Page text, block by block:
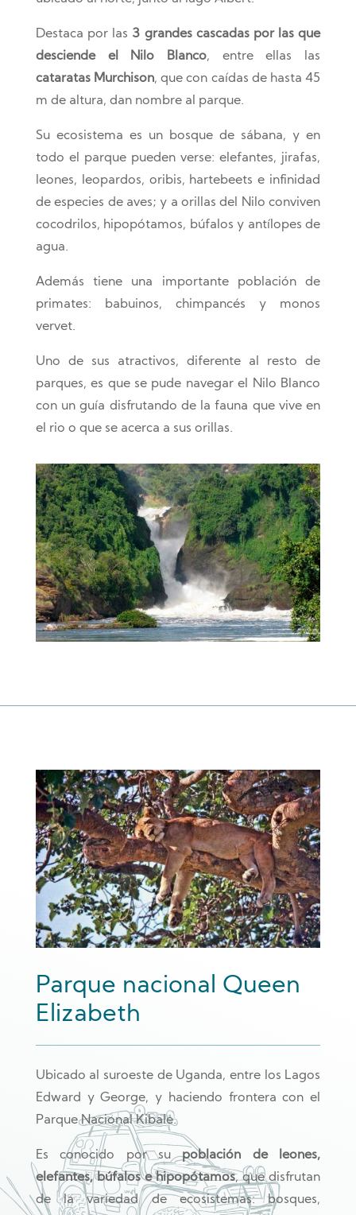
Destaca por las 3 grandes cascadas por las que
desciende el Nilo Blanco, entre ellas las
cataratas Murchison, que con caídas de hasta 45
m de altura, dan nombre al parque.
Su ecosistema es un bosque de sábana, y en
todo el parque pueden verse: elefantes, jirafas,
leones, leopardos, oribis, hartebeets e infinidad
de especies de aves; y a orillas del Nilo conviven
cocodrilos, hipopótamos, búfalos y antílopes de
agua.
Además tiene una importante población de
primates: babuinos, chimpancés y monos
vervet.
Uno de sus atractivos, diferente al resto de
parques, es que se pude navegar el Nilo Blanco
con un guía disfrutando de la fauna que vive en
el rio o que se acerca a sus orillas.
Parque nacional Queen
Elizabeth
Ubicado al suroeste de Uganda, entre los Lagos
Edward y George, y haciendo frontera con el
Parque Nacional Kibale.
Es conocido por supoblación de leones,
elefantes, búfalos e hipopótamos, que disfrutan
de la variedad de ecosistemas: bosques,